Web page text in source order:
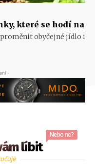
které se hodí na
obyčejné jídlo i
-
líbit
Nebo ne?